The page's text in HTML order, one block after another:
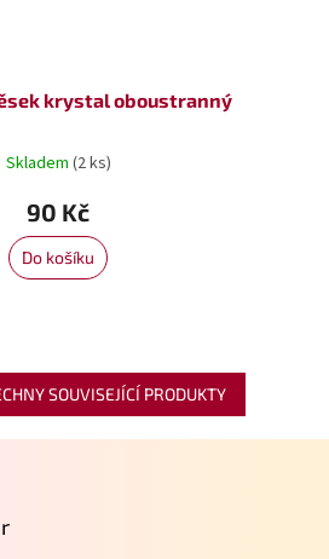
krystal oboustranný
Skladem (2 ks)
90 Kč
Do košíku
SOUVISEJÍCÍ PRODUKTY